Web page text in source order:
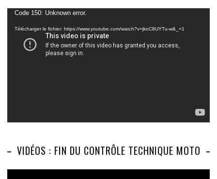
Lecteur
vidéo
Code 150: Unknown error.
Télécharger le fichier: https://www.youtube.com/watch?v=jkoC8UYTu-w&_=1
VIDÉOS : FIN DU CONTRÔLE TECHNIQUE MOTO